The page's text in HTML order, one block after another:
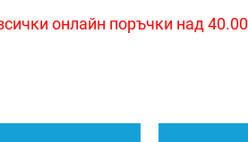
онлайн поръчки над